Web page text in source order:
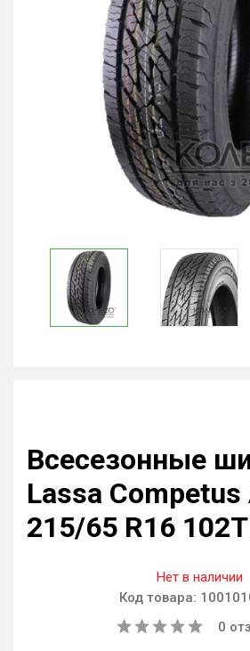
Всесезонные
Lassa Competus
215/65 R16
Нет в наличии
Код товара:
0